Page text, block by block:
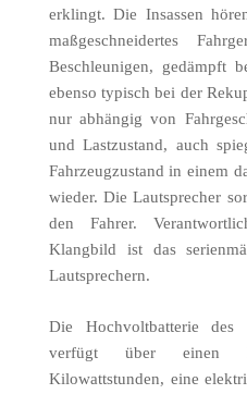
erklingt. Die Insassen
maßgeschneidertes
Beschleunigen, gedämpft
ebenso typisch bei der
nur abhängig von
und Lastzustand, auch
Fahrzeugzustand in einem
wieder. Die Lautsprecher
den Fahrer.
Klangbild ist das
Lautsprechern.
Die Hochvoltbatterie
verfügt über einen
Kilowattstunden, eine